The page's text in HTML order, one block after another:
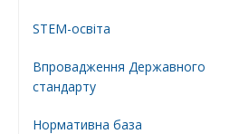
STEM-освіта
Впровадження Державного
стандарту
Нормативна база